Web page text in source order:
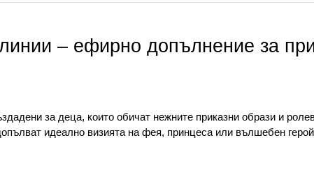
същото време и удобни за носене.
с фини сребристи линии, които улавят
– ефирно допълнение за
за деца, които обичат нежните приказни образи и
идеално визията на фея, принцеса или вълшебен